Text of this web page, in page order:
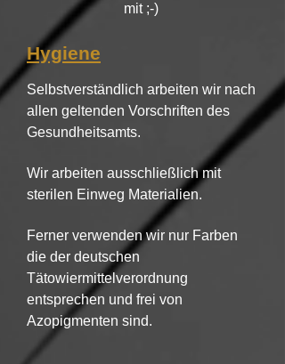
mit ;-)
Hygiene
Selbstverständlich arbeiten wir nach
allen geltenden Vorschriften des
Gesundheitsamts.
Wir arbeiten ausschließlich mit
sterilen Einweg Materialien.
Ferner verwenden wir nur Farben
die der deutschen
Tätowiermittelverordnung
entsprechen und frei von
Azopigmenten sind.